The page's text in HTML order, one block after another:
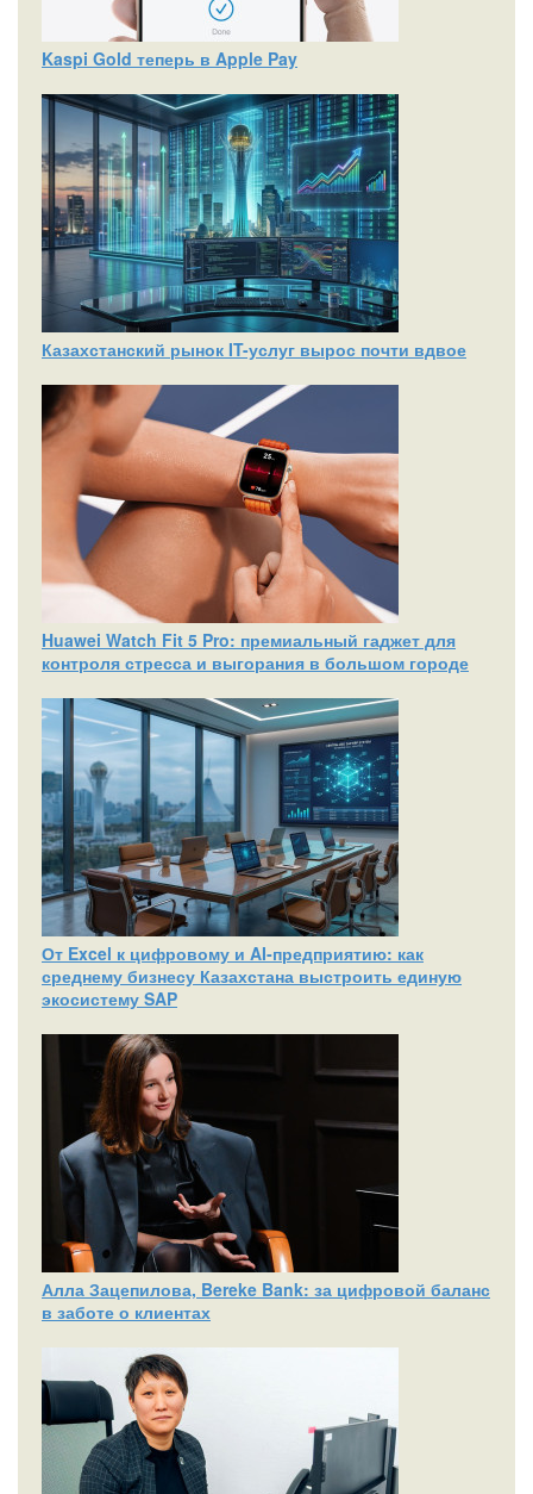
Kaspi Gold теперь в Apple Pay
Казахстанский рынок IT-услуг вырос почти вдвое
Huawei Watch Fit 5 Pro: премиальный гаджет для
контроля стресса и выгорания в большом городе
От Excel к цифровому и AI‑предприятию: как
среднему бизнесу Казахстана выстроить единую
экосистему SAP
Алла Зацепилова, Bereke Bank: за цифровой баланс
в заботе о клиентах